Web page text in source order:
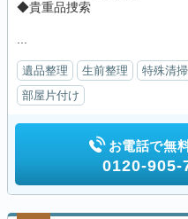
◆貴重品捜索
遺品整理 生前整理 特殊清掃
部屋片付け
お電話で無
0120-905-